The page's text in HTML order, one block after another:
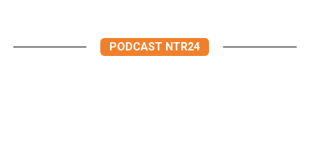
PODCAST NTR24